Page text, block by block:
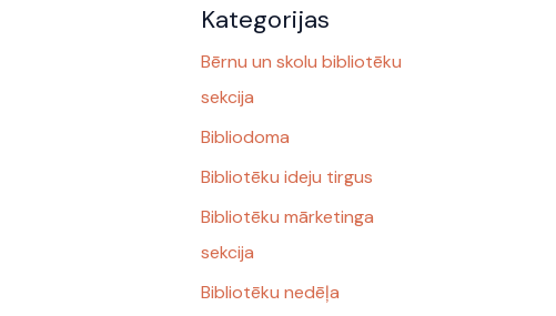
Kategorijas
Bērnu un skolu bibliotēku
sekcija
Bibliodoma
Bibliotēku ideju tirgus
Bibliotēku mārketinga
sekcija
Bibliotēku nedēļa